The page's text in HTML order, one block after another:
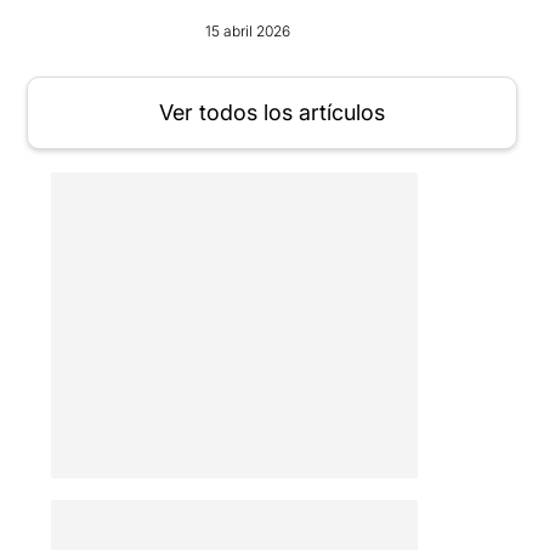
15 abril 2026
Ver todos los artículos